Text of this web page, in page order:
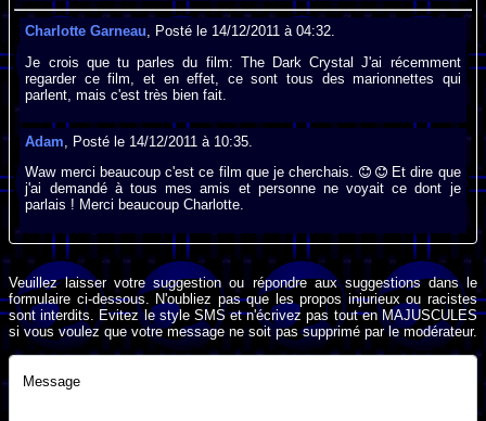
Charlotte Garneau, Posté le 14/12/2011 à 04:32.
Je crois que tu parles du film: The Dark Crystal J'ai récemment
regarder ce film, et en effet, ce sont tous des marionnettes qui
parlent, mais c'est très bien fait.
Adam, Posté le 14/12/2011 à 10:35.
Waw merci beaucoup c'est ce film que je cherchais.
Et dire que
j'ai demandé à tous mes amis et personne ne voyait ce dont je
parlais ! Merci beaucoup Charlotte.
Veuillez laisser votre suggestion ou répondre aux suggestions dans le
formulaire ci-dessous. N'oubliez pas que les propos injurieux ou racistes
sont interdits. Evitez le style SMS et n'écrivez pas tout en MAJUSCULES
si vous voulez que votre message ne soit pas supprimé par le modérateur.
Message